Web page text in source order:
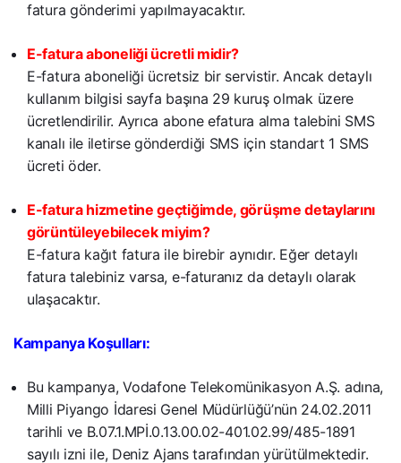
fatura gönderimi yapılmayacaktır.
E-fatura aboneliği ücretli midir?
E-fatura aboneliği ücretsiz bir servistir. Ancak detaylı
kullanım bilgisi sayfa başına 29 kuruş olmak üzere
ücretlendirilir. Ayrıca abone efatura alma talebini SMS
kanalı ile iletirse gönderdiği SMS için standart 1 SMS
ücreti öder.
E-fatura hizmetine geçtiğimde, görüşme detaylarını
görüntüleyebilecek miyim?
E-fatura kağıt fatura ile birebir aynıdır. Eğer detaylı
fatura talebiniz varsa, e-faturanız da detaylı olarak
ulaşacaktır.
Kampanya Koşulları:
Bu kampanya, Vodafone Telekomünikasyon A.Ş. adına,
Milli Piyango İdaresi Genel Müdürlüğü’nün 24.02.2011
tarihli ve B.07.1.MPİ.0.13.00.02-401.02.99/485-1891
sayılı izni ile, Deniz Ajans tarafından yürütülmektedir.